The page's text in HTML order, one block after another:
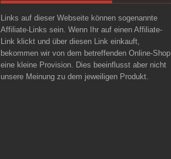
Links auf dieser Webseite können sogenannte
Affiliate-Links sein. Wenn Ihr auf einen Affiliate-
Link klickt und über diesen Link einkauft,
bekommen wir von dem betreffenden Online-Shop
eine kleine Provision. Dies beeinflusst aber nicht
unsere Meinung zu dem jeweiligen Produkt.